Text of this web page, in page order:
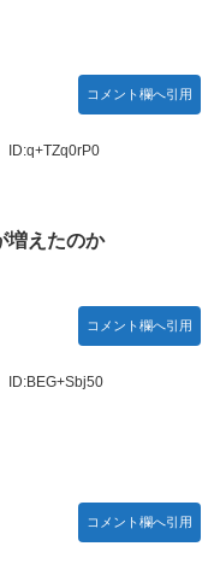
コメント欄へ引用
ID:q+TZq0rP0
増えたのか
コメント欄へ引用
ID:BEG+Sbj50
コメント欄へ引用